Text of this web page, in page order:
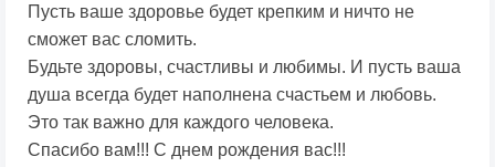
Пусть ваше здоровье будет крепким и ничто не
сможет вас сломить.
Будьте здоровы, счастливы и любимы. И пусть ваша
душа всегда будет наполнена счастьем и любовь.
Это так важно для каждого человека.
Спасибо вам!!! С днем рождения вас!!!